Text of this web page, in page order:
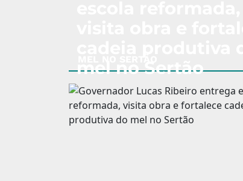
mel no Sertão